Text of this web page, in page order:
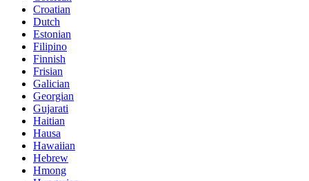
Croatian
Dutch
Estonian
Filipino
Finnish
Frisian
Galician
Georgian
Gujarati
Haitian
Hausa
Hawaiian
Hebrew
Hmong